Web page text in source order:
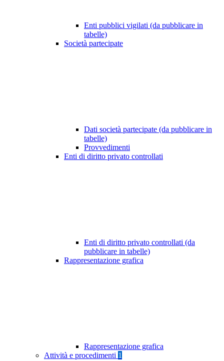
Enti pubblici vigilati (da pubblicare in
tabelle)
Società partecipate
Dati società partecipate (da pubblicare in
tabelle)
Provvedimenti
Enti di diritto privato controllati
Enti di diritto privato controllati (da
pubblicare in tabelle)
Rappresentazione grafica
Rappresentazione grafica
Attività e procedimenti 1